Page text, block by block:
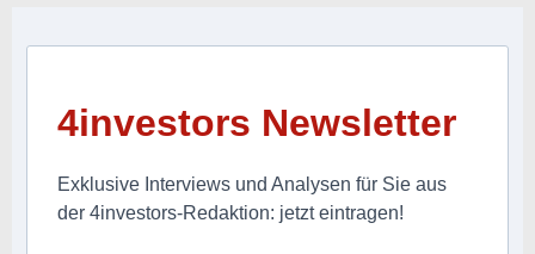
4investors Newsletter
Exklusive Interviews und Analysen für Sie aus
der 4investors-Redaktion: jetzt eintragen!